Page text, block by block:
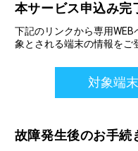
本サービス申込み完
下記のリンクから専用
象とされる端末の情報をご
対象端
故障発生後のお手続